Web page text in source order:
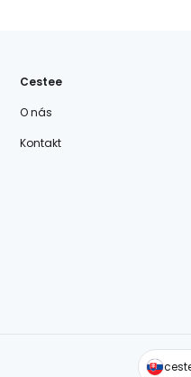
Cestee
O nás
Kontakt